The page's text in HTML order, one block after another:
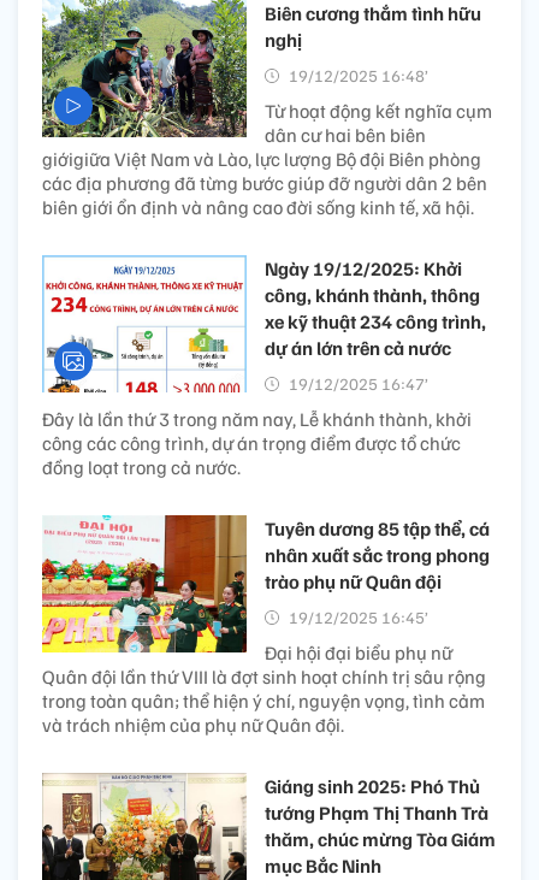
Biên cương thắm tình hữu
nghị
19/12/2025 16:48’
Từ hoạt động kết nghĩa cụm
dân cư hai bên biên
giớigiữa Việt Nam và Lào, lực lượng Bộ đội Biên phòng
các địa phương đã từng bước giúp đỡ người dân 2 bên
biên giới ổn định và nâng cao đời sống kinh tế, xã hội.
Ngày 19/12/2025: Khởi
công, khánh thành, thông
xe kỹ thuật 234 công trình,
dự án lớn trên cả nước
19/12/2025 16:47’
Đây là lần thứ 3 trong năm nay, Lễ khánh thành, khởi
công các công trình, dự án trọng điểm được tổ chức
đồng loạt trong cả nước.
Tuyên dương 85 tập thể, cá
nhân xuất sắc trong phong
trào phụ nữ Quân đội
19/12/2025 16:45’
Đại hội đại biểu phụ nữ
Quân đội lần thứ VIII là đợt sinh hoạt chính trị sâu rộng
trong toàn quân; thể hiện ý chí, nguyện vọng, tình cảm
và trách nhiệm của phụ nữ Quân đội.
Giáng sinh 2025: Phó Thủ
tướng Phạm Thị Thanh Trà
thăm, chúc mừng Tòa Giám
mục Bắc Ninh